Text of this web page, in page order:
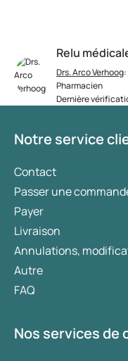
Relu
Drs. Arco Verhoog:
Pharmacien
Dernière
Notre service
Contact
Passer une
Payer
Livraison
Annulations,
Autre
FAQ
Nos services de